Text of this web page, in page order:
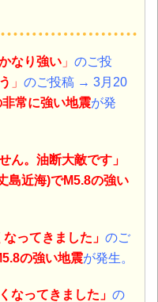
なり強い 」 のご投
」 のご投稿 → 3月20
非常に強い地震が発
ん。 油断大敵です 」
島近海)でM5.8の強い
ってきました 」 のご
の強い地震が発生。
なってきました 」 の